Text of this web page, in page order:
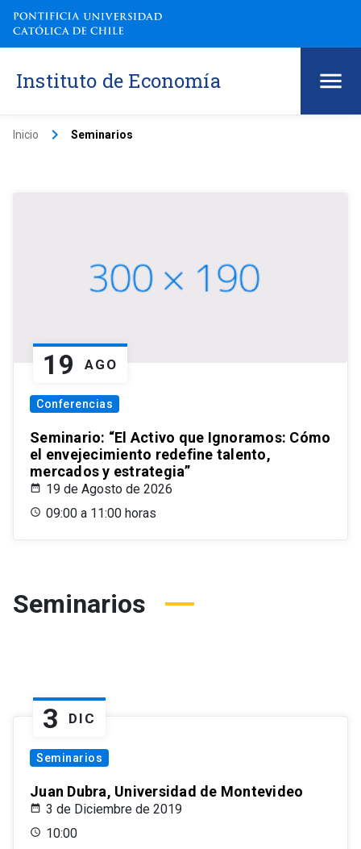
Instituto de Economía
Inicio keyboard_arrow_right Seminarios
19 AGO
Conferencias
Seminario: “El Activo que Ignoramos: Cómo
el envejecimiento redefine talento,
mercados y estrategia”
19 de Agosto de 2026
09:00 a 11:00 horas
Seminarios
3 DIC
Seminarios
Juan Dubra, Universidad de Montevideo
3 de Diciembre de 2019
10:00